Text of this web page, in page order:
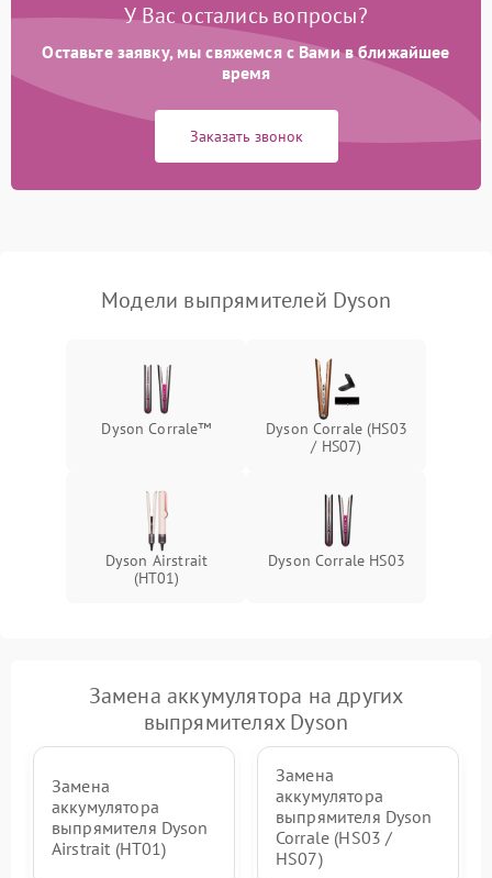
Неисправность регулятора
температуры
1000 ₽
Повреждение сетевого
500 ₽
автоматического
1000 ₽ Подробнее →
Поломка системы
ионизации (если есть)
У Вас остались вопросы?
Оставьте заявку, мы свяжемся с Вами в ближайшее
время
Заказать звонок
Модели выпрямителей Dyson
Dyson Corrale™
Dyson Corrale (HS03
/ HS07)
Dyson Airstrait
(HT01)
Dyson Corrale HS03
Замена аккумулятора на других
выпрямителях Dyson
Замена
аккумулятора
выпрямителя Dyson
Airstrait (HT01)
Замена
аккумулятора
выпрямителя Dyson
Corrale (HS03 /
HS07)